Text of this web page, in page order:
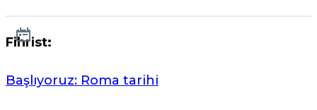
Fihrist:
Başlıyoruz: Roma tarihi